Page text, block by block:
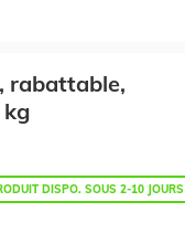
rabattable,
kg
DISPO. SOUS 2-10 JOURS